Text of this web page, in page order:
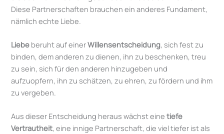
Diese Partnerschaften brauchen ein anderes Fundament,
nämlich echte Liebe.
Liebe beruht auf einerWillensentscheidung, sich fest zu
binden, dem anderen zu dienen, ihn zu beschenken, treu
zu sein, sich für den anderen hinzugeben und
aufzuopfern, ihn zu schätzen, zu ehren, zu fördern und ihm
zu vergeben.
Aus dieser Entscheidung heraus wächst einetiefe
Vertrautheit, eine innige Partnerschaft, die viel tiefer ist als